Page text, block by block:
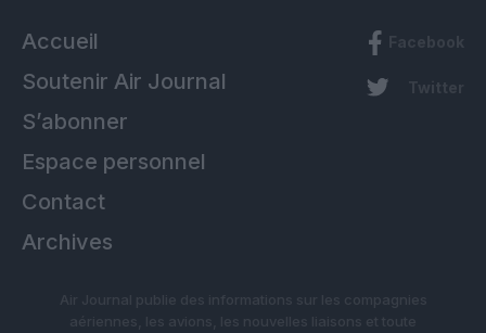
Accueil
Soutenir Air Journal
S’abonner
Espace personnel
Contact
Archives